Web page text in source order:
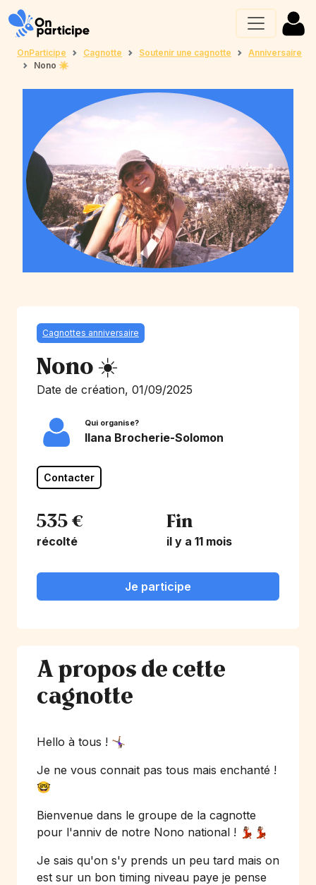
OnParticipe Cagnotte Soutenir une cagnotte
Anniversaire
Nono ☀️
Cagnottes anniversaire
Nono ☀️
Date de création, 01/09/2025
Qui organise?
Ilana Brocherie-Solomon
Contacter
535 €
récolté
Fin
il y a 11 mois
Je participe
A propos de cette
cagnotte
Hello à tous ! 🤸🏾‍♀️
Je ne vous connait pas tous mais enchanté !
🤓
Bienvenue dans le groupe de la cagnotte
pour l'anniv de notre Nono national ! 💃🏽💃🏽
Je sais qu'on s'y prends un peu tard mais on
est sur un bon timing niveau paye je pense